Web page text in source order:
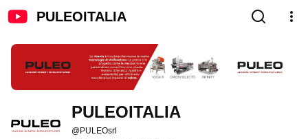
PULEOITALIA
PULEOITALIA
@PULEOsrl